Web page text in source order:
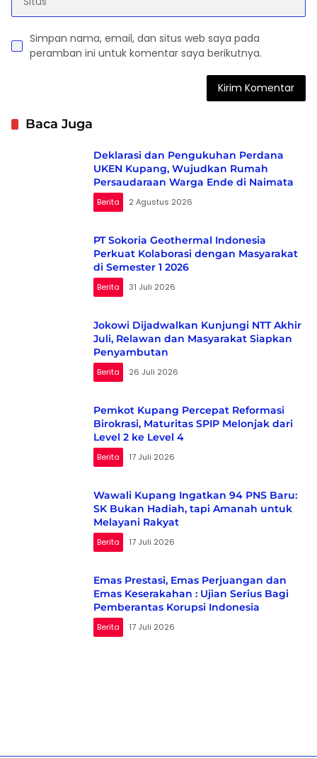
Simpan nama, email, dan situs web saya pada
peramban ini untuk komentar saya berikutnya.
Baca Juga
Deklarasi dan Pengukuhan Perdana
UKEN Kupang, Wujudkan Rumah
Persaudaraan Warga Ende di Naimata
Berita 2 Agustus 2026
PT Sokoria Geothermal Indonesia
Perkuat Kolaborasi dengan Masyarakat
di Semester 1 2026
Berita 31 Juli 2026
Jokowi Dijadwalkan Kunjungi NTT Akhir
Juli, Relawan dan Masyarakat Siapkan
Penyambutan
Berita 26 Juli 2026
Pemkot Kupang Percepat Reformasi
Birokrasi, Maturitas SPIP Melonjak dari
Level 2 ke Level 4
Berita 17 Juli 2026
Wawali Kupang Ingatkan 94 PNS Baru:
SK Bukan Hadiah, tapi Amanah untuk
Melayani Rakyat
Berita 17 Juli 2026
Emas Prestasi, Emas Perjuangan dan
Emas Keserakahan : Ujian Serius Bagi
Pemberantas Korupsi Indonesia
Berita 17 Juli 2026